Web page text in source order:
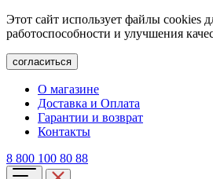
Этот сайт использует файлы cookies
работоспособности и улучшения
согласиться
О магазине
Доставка и Оплата
Гарантии и возврат
Контакты
8 800 100 80 88